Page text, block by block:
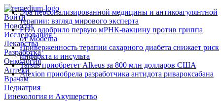
Войти
Новости
Исследования
Лекарства
Разработка
Онкология
Аптеки
Врачам
Педиатрия
Гинекология и Акушерство
Эра персонализированной медицины и антикоагулянтной
терапии: взгляд мирового эксперта
FDA одобрило первую мРНК‑вакцину против гриппа
от Moderna
Приверженность терапии сахарного диабета снижает риск
инфаркта и инсульта
Tarsus приобретет Alkeus за 800 млн долларов США
Alexion приобрела разработчика антидота ривароксабана